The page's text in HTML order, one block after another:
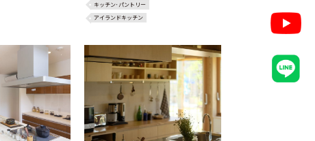
キッチン･パントリー
アイランドキッチン